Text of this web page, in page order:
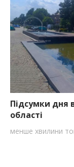
Підсумки дня
області
менше хвилини